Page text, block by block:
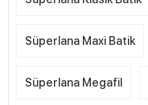
Süperlana Maxi Batik
Süperlana Megafil